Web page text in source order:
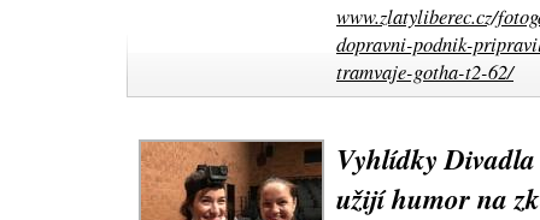
www.zlatyliberec.cz/
dopravni-podnik-
tramvaje-gotha-t2-62/
Vyhlídky
užijí humor na